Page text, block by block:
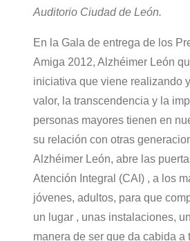
Auditorio Ciudad de León.
En la Gala de entrega de los
Amiga 2012, Alzhéimer León
iniciativa que viene realizando
valor, la transcendencia y la
personas mayores tienen en
su relación con otras
Alzhéimer León, abre las
Atención Integral (CAI) , a los
jóvenes, adultos, para que
un lugar , unas instalaciones,
manera de ser que da cabida a